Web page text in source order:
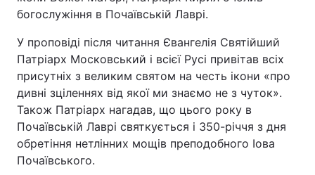
богослужіння в Почаївській Лаврі.
У проповіді після читання Євангелія Святійший
Патріарх Московський і всієї Русі привітав всіх
присутніх з великим святом на честь ікони «про
дивні зціленнях від якої ми знаємо не з чуток».
Також Патріарх нагадав, що цього року в
Почаївській Лаврі святкується і 350-річчя з дня
обретіння нетлінних мощів преподобного Іова
Почаївського.